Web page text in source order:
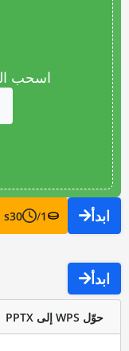
اسحب
ابدأ 1
/
30
s
ابدأ
حوّل WPS إلى PPTX